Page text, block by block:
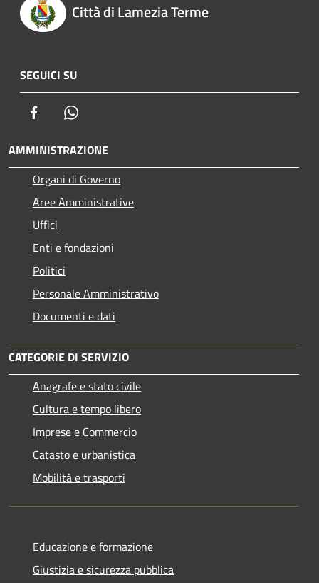
Città di Lamezia Terme
SEGUICI SU
Facebook
AMMINISTRAZIONE
Organi di Governo
Aree Amministrative
Uffici
Enti e fondazioni
Politici
Personale Amministrativo
Documenti e dati
CATEGORIE DI SERVIZIO
Anagrafe e stato civile
Cultura e tempo libero
Imprese e Commercio
Catasto e urbanistica
Mobilità e trasporti
Educazione e formazione
Giustizia e sicurezza pubblica